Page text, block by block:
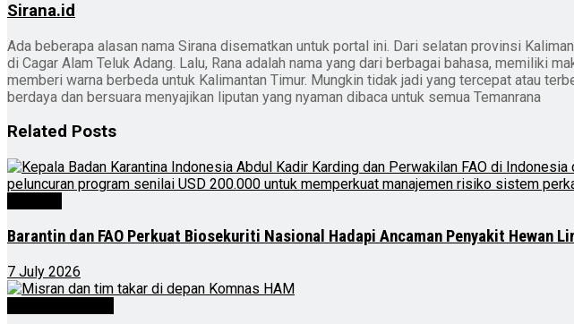
Sirana.id
Ada beberapa alasan nama Sirana disematkan untuk portal ini. Dari selatan provinsi
di Cagar Alam Teluk Adang. Lalu, Rana adalah nama yang dari berbagai bahasa, memiliki
memberi warna berbeda untuk Kalimantan Timur. Mungkin tidak jadi yang tercepat atau
berdaya dan bersuara menyajikan liputan yang nyaman dibaca untuk semua Temanrana
Related Posts
Barantin dan FAO Perkuat Biosekuriti Nasional Hadapi Ancaman Penyakit Hewan
7 July 2026